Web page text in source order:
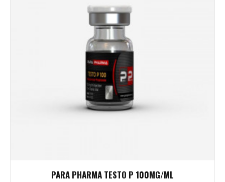
PARA PHARMA TESTO P 100MG/ML